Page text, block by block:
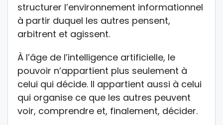
structurer l’environnement informationnel
à partir duquel les autres pensent,
arbitrent et agissent.
À l’âge de l’intelligence artificielle, le
pouvoir n’appartient plus seulement à
celui qui décide. Il appartient aussi à celui
qui organise ce que les autres peuvent
voir, comprendre et, finalement, décider.